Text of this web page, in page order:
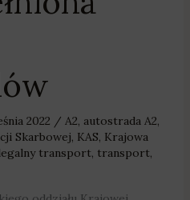
2022 / A2, autostrada A2,
Skarbowej, KAS, Krajowa
transport, transport,